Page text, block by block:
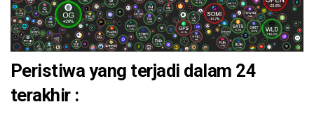
Peristiwa yang terjadi dalam 24
terakhir :